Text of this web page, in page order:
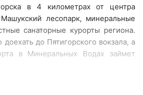
в 4 километрах от центра
лесопарк, минеральные
санаторные курорты региона.
до Пятигорского вокзала, а
в Минеральных Водах займет
небольшую благоустроенную